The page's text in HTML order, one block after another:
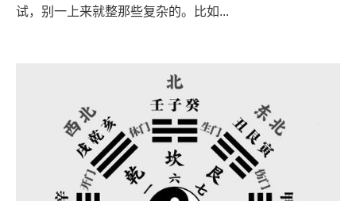
试，别一上来就整那些复杂的。比如...